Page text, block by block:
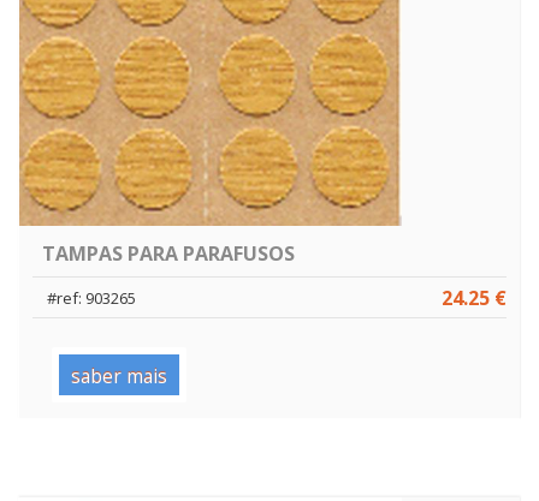
TAMPAS PARA PARAFUSOS
24.25 €
#ref: 903265
saber mais